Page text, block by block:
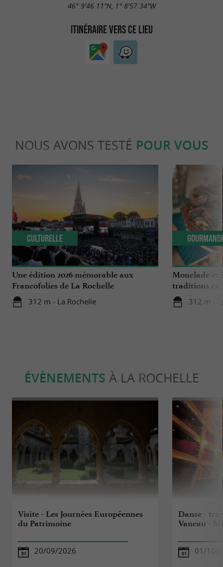
46° 9'46.11"N, 1° 8'57.34"W
ITINÉRAIRE VERS CE LIEU
NOUS AVONS TESTÉ POUR VOUS
Une édition 2026 mémorable aux
Francofolies de La Rochelle
312 m - La Rochelle
Culturelle
Mouclade et
traditions
en
312 m -
ÉVÈNEMENTS À LA ROCHELLE
Visite - Les Journées Européennes
du Patrimoine
20/09/2026
Danse -
Vaneau -
01/10/